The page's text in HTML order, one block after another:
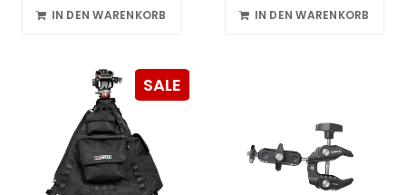
IN DEN WARENKORB IN DEN WARENKORB
SALE